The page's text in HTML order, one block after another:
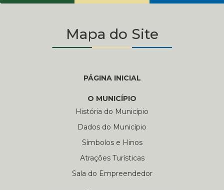
Mapa do Site
PÁGINA INICIAL
O MUNICÍPIO
História do Município
Dados do Município
Símbolos e Hinos
Atrações Turísticas
Sala do Empreendedor